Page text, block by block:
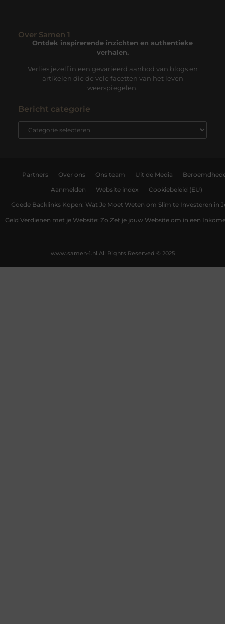
Over Samen 1
Ontdek inspirerende inzichten en authentieke
verhalen.
Verlies jezelf in een gevarieerd aanbod van blogs en
artikelen die de vele facetten van het leven
weerspiegelen.
Bericht categorie
Partners Over ons Ons team Uit de Media
Aanmelden Website index Cookiebeleid (EU)
Goede Backlinks Kopen: Wat Je Moet Weten om Slim te Investeren in
Geld Verdienen met je Website: Zo Zet je jouw Website om in een
All Rights Reserved © 2025
www.samen-1.nl.